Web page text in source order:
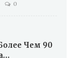
0
Чем 90